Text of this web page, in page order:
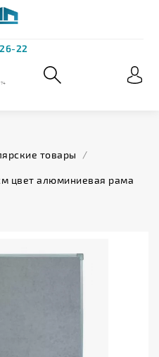
товары /
цвет алюминиевая рама